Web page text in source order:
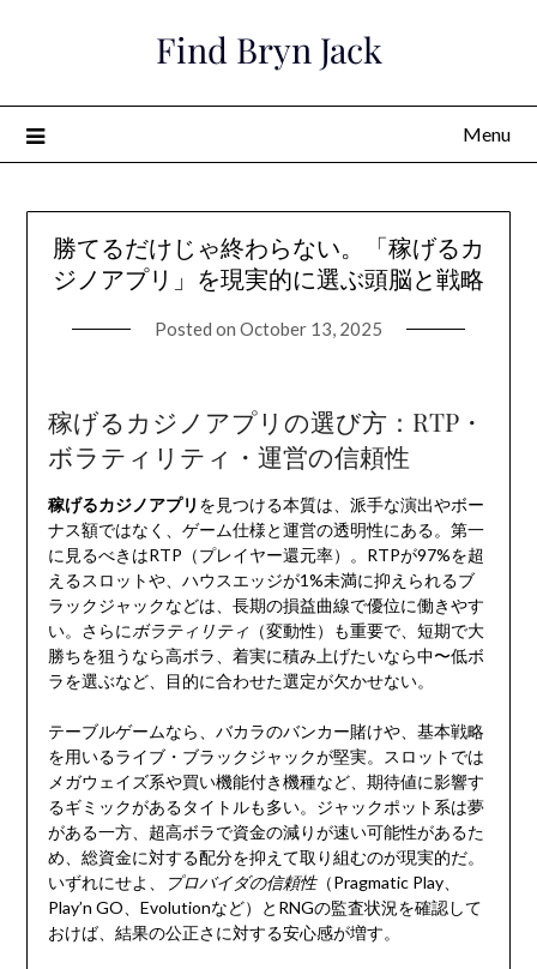
Find Bryn Jack
Menu
勝てるだけじゃ終わらない。「稼げるカ
ジノアプリ」を現実的に選ぶ頭脳と戦略
Posted on October 13, 2025
稼げるカジノアプリの選び方：RTP・
ボラティリティ・運営の信頼性
稼げるカジノアプリ を見つける本質は、派手な演出やボー
ナス額ではなく、ゲーム仕様と運営の透明性にある。第一
に見るべきはRTP（プレイヤー還元率）。RTPが97%を超
えるスロットや、ハウスエッジが1%未満に抑えられるブ
ラックジャックなどは、長期の損益曲線で優位に働きやす
い。さらにボラティリティ （変動性）も重要で、短期で大
勝ちを狙うなら高ボラ、着実に積み上げたいなら中〜低ボ
ラを選ぶなど、目的に合わせた選定が欠かせない。
テーブルゲームなら、バカラのバンカー賭けや、基本戦略
を用いるライブ・ブラックジャックが堅実。スロットでは
メガウェイズ系や買い機能付き機種など、期待値に影響す
るギミックがあるタイトルも多い。ジャックポット系は夢
がある一方、超高ボラで資金の減りが速い可能性があるた
め、総資金に対する配分を抑えて取り組むのが現実的だ。
いずれにせよ、
プロバイダの信頼性（Pragmatic Play、
Play’n GO、Evolutionなど）とRNGの監査状況を確認して
おけば、結果の公正さに対する安心感が増す。